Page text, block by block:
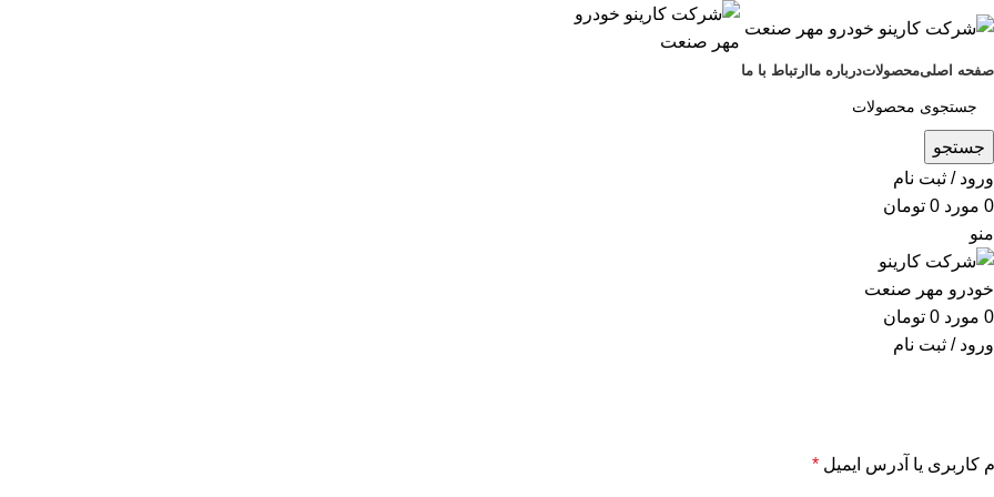
صفحه اصلیمحصولاتدرباره ما ارتباط با ما
جستجو
ورود / ثبت نام
0 مورد 0 تومان
منو
0 مورد 0 تومان
ورود / ثبت نام
کاربری یا آدرس ایمیل *